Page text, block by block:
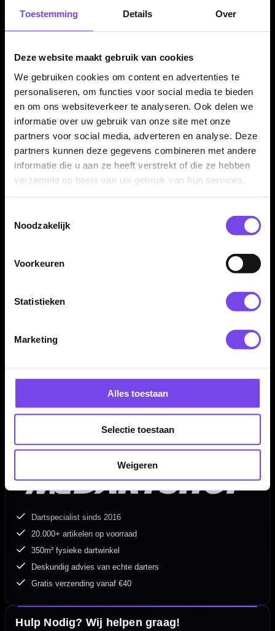
Toestemming Details Over
Deze website maakt gebruik van cookies
We gebruiken cookies om content en advertenties te
personaliseren, om functies voor social media te bieden
en om ons websiteverkeer te analyseren. Ook delen we
informatie over uw gebruik van onze site met onze
partners voor social media, adverteren en analyse. Deze
partners kunnen deze gegevens combineren met andere
informatie die u aan ze heeft verstrekt of die ze hebben
verzameld op basis van uw gebruik van hun services.
Noodzakelijk
Voorkeuren
Statistieken
Marketing
Alles toestaan
Selectie toestaan
Weigeren
✓ Rolling shark grip met subtiele taper/scallop
✓ Diamond milling cuts voor grip zonder te blijven hangen
✓ Compleet geleverd met Shot! shafts en Shot! flights
Dartpijl Materiaal:95% Tungsten
Dartpijl Gewicht:23-24-25 Gram
Dartpijl Kleur: Zilver / Blauw / Groen
Barrel profiel:Straight / licht tapered barrel
Grip level:
3.5/5
Inhoud:Set van 3 dartpijlen inclusief Shot! shafts en Shot! Celt
23 gram
Dartspecialist sinds 2016
20.000+ artikelen op voorraad
350m² fysieke dartwinkel
Deskundig advies van echte darters
Gratis verzending vanaf €40
Hulp Nodig? Wij helpen graag!